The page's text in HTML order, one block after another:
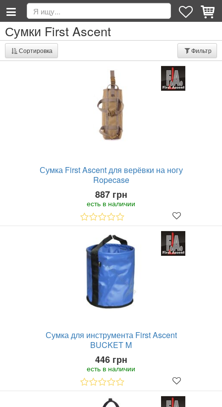
Сумки First Ascent
Сортировка Фильтр
Сумка First Ascent для верёвки на ногу
Ropecase
887 грн
есть в наличии
Сумка для инструмента First Ascent
BUCKET M
446 грн
есть в наличии